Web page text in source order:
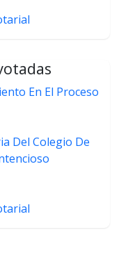
En El Proceso
Del Colegio De